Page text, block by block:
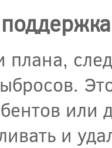
плана,
или
и